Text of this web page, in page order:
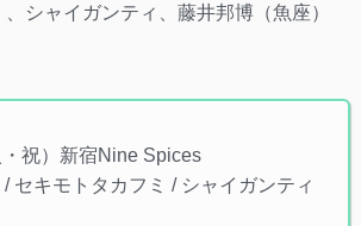
シャイガンティ、藤井邦博（魚座）
祝）新宿Nine Spices
セキモトタカフミ / シャイガンティ